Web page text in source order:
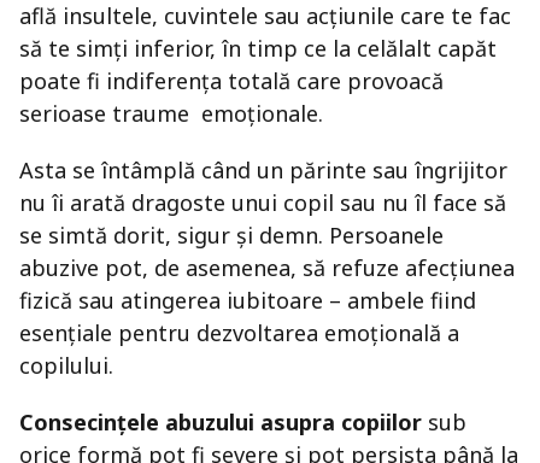
află insultele, cuvintele sau acțiunile care te fac
să te simți inferior, în timp ce la celălalt capăt
poate fi indiferența totală care provoacă
serioase traume emoționale.
Asta se întâmplă când un părinte sau îngrijitor
nu îi arată dragoste unui copil sau nu îl face să
se simtă dorit, sigur și demn. Persoanele
abuzive pot, de asemenea, să refuze afecțiunea
fizică sau atingerea iubitoare – ambele fiind
esențiale pentru dezvoltarea emoțională a
copilului.
Consecințele abuzului asupra copiilor sub
orice formă pot fi severe și pot persista până la